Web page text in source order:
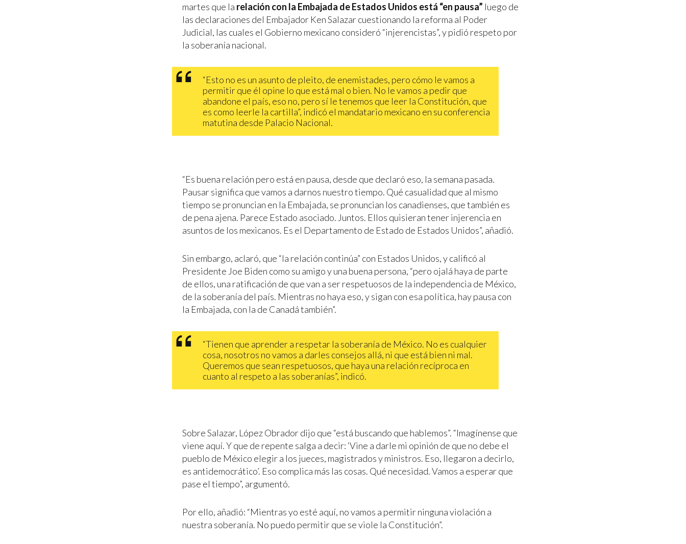
martes que la relación con la Embajada de Estados Unidos está “en pausa” luego de
las declaraciones del Embajador Ken Salazar cuestionando la reforma al Poder
Judicial, las cuales el Gobierno mexicano consideró “injerencistas”, y pidió respeto por
la soberanía nacional.
“Esto no es un asunto de pleito, de enemistades, pero cómo le vamos a
permitir que él opine lo que está mal o bien. No le vamos a pedir que
abandone el país, eso no, pero sí le tenemos que leer la Constitución, que
es como leerle la cartilla”, indicó el mandatario mexicano en su conferencia
matutina desde Palacio Nacional.
“Es buena relación pero está en pausa, desde que declaró eso, la semana pasada.
Pausar significa que vamos a darnos nuestro tiempo. Qué casualidad que al mismo
tiempo se pronuncian en la Embajada, se pronuncian los canadienses, que también es
de pena ajena. Parece Estado asociado. Juntos. Ellos quisieran tener injerencia en
asuntos de los mexicanos. Es el Departamento de Estado de Estados Unidos”, añadió.
Sin embargo, aclaró, que “la relación continúa” con Estados Unidos, y calificó al
Presidente Joe Biden como su amigo y una buena persona, “pero ojalá haya de parte
de ellos, una ratificación de que van a ser respetuosos de la independencia de México,
de la soberanía del país. Mientras no haya eso, y sigan con esa política, hay pausa con
la Embajada, con la de Canadá también”.
“Tienen que aprender a respetar la soberanía de México. No es cualquier
cosa, nosotros no vamos a darles consejos allá, ni que está bien ni mal.
Queremos que sean respetuosos, que haya una relación recíproca en
cuanto al respeto a las soberanías”, indicó.
Sobre Salazar, López Obrador dijo que “está buscando que hablemos”. “Imagínense que
viene aquí. Y que de repente salga a decir: ‘Vine a darle mi opinión de que no debe el
pueblo de México elegir a los jueces, magistrados y ministros. Eso, llegaron a decirlo,
es antidemocrático’. Eso complica más las cosas. Qué necesidad. Vamos a esperar que
pase el tiempo”, argumentó.
Por ello, añadió: “Mientras yo esté aquí, no vamos a permitir ninguna violación a
nuestra soberanía. No puedo permitir que se viole la Constitución”.